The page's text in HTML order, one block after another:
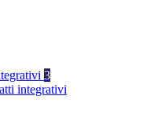
3
integrativi